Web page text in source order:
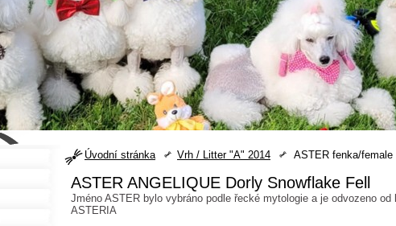
Úvodní stránka Vrh / Litter "A" 2014 ASTER fenka/female
ASTER ANGELIQUE Dorly
Jméno ASTER bylo vybráno podle řecké mytologie a je odvozeno
ASTERIA